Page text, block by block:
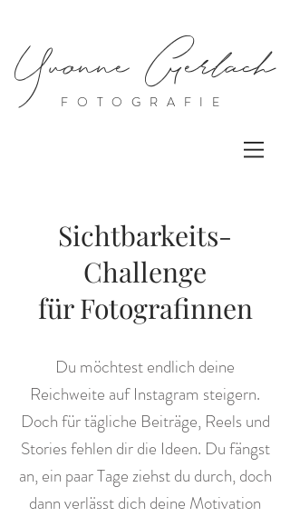
Yvonne Gerlach
FOTOGRAFIE
Sichtbarkeits-
Challenge
für Fotografinnen
Du möchtest endlich deine
Reichweite auf Instagram steigern.
Doch für tägliche Beiträge, Reels und
Stories fehlen dir die Ideen. Du fängst
an, ein paar Tage ziehst du durch, doch
dann verlässt dich deine Motivation